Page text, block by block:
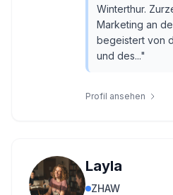
Winterthur.
Marketing an
begeistert von
und des..."
Profil ansehen
Layla
ZHAW